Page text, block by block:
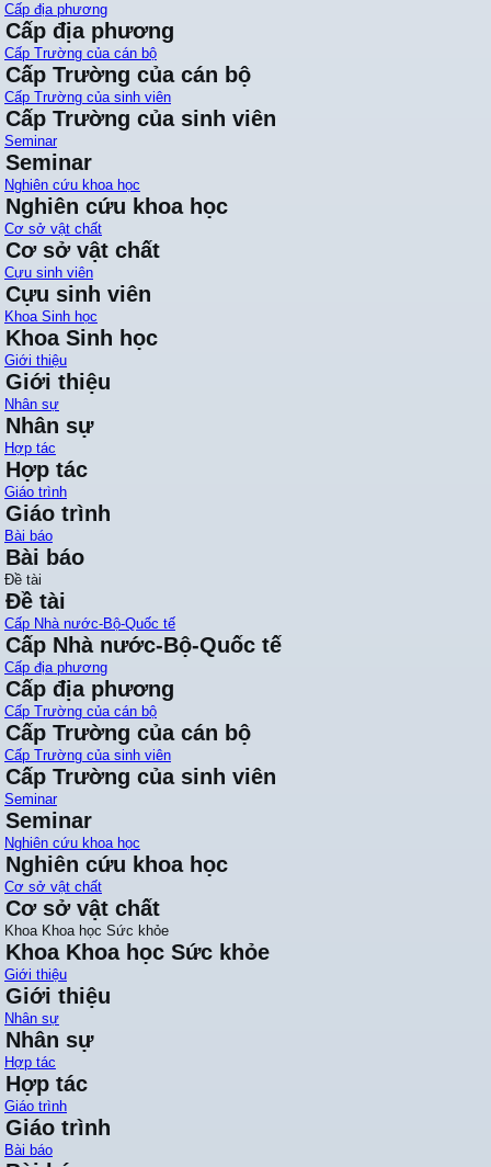
Cấp địa phương
Cấp địa phương
Cấp Trường của cán bộ
Cấp Trường của cán bộ
Cấp Trường của sinh viên
Cấp Trường của sinh viên
Seminar
Seminar
Nghiên cứu khoa học
Nghiên cứu khoa học
Cơ sở vật chất
Cơ sở vật chất
Cựu sinh viên
Cựu sinh viên
Khoa Sinh học
Khoa Sinh học
Giới thiệu
Giới thiệu
Nhân sự
Nhân sự
Hợp tác
Hợp tác
Giáo trình
Giáo trình
Bài báo
Bài báo
Đề tài
Đề tài
Cấp Nhà nước-Bộ-Quốc tế
Cấp Nhà nước-Bộ-Quốc tế
Cấp địa phương
Cấp địa phương
Cấp Trường của cán bộ
Cấp Trường của cán bộ
Cấp Trường của sinh viên
Cấp Trường của sinh viên
Seminar
Seminar
Nghiên cứu khoa học
Nghiên cứu khoa học
Cơ sở vật chất
Cơ sở vật chất
Khoa Khoa học Sức khỏe
Khoa Khoa học Sức khỏe
Giới thiệu
Giới thiệu
Nhân sự
Nhân sự
Hợp tác
Hợp tác
Giáo trình
Giáo trình
Bài báo